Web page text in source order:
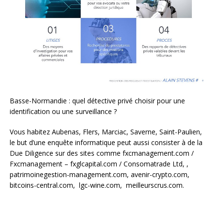
Basse-Normandie : quel détective privé choisir pour une
identification ou une surveillance ?
Vous habitez Aubenas, Flers, Marciac, Saverne, Saint-Paulien,
le but d’une enquête informatique peut aussi consister à de la
Due Diligence sur des sites comme fxcmanagement.com /
Fxcmanagement – fxglcapital.com / Consomatrade Ltd, ,
patrimoinegestion-management.com, avenir-crypto.com,
bitcoins-central.com, lgc-wine.com, meilleurscrus.com.